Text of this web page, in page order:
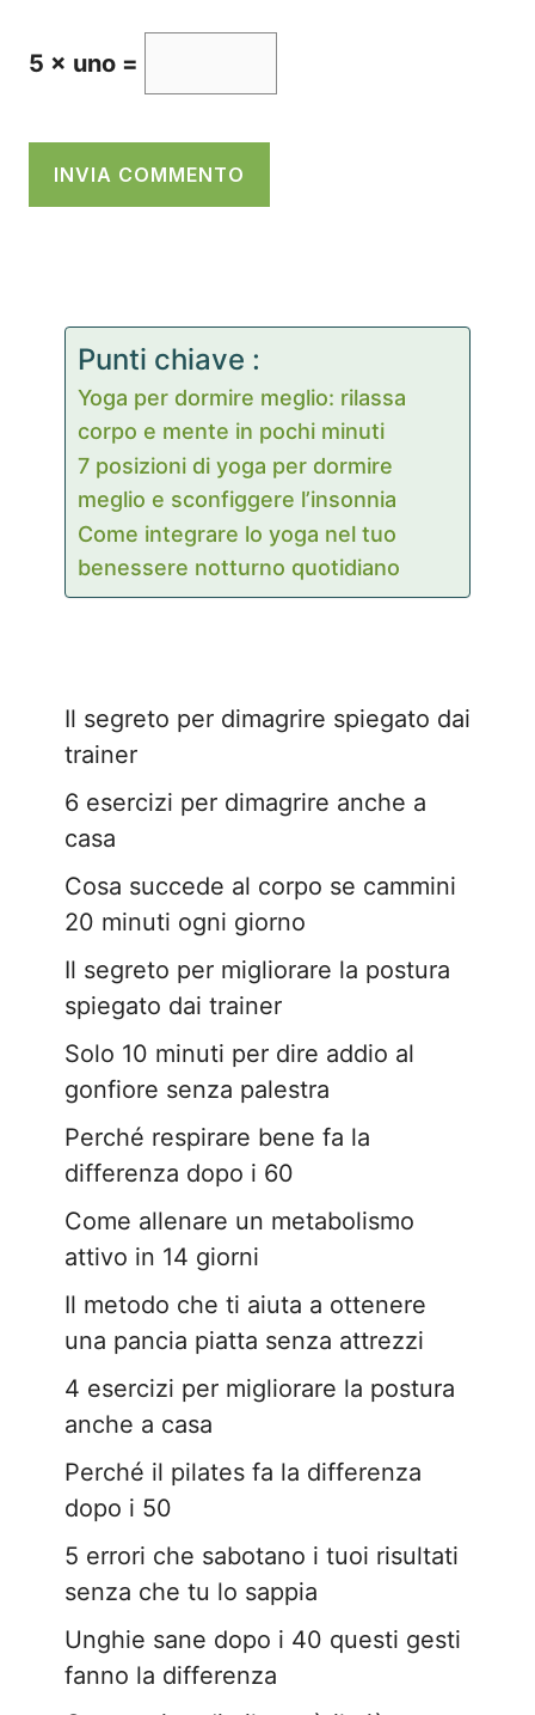
5 × uno =
Punti chiave :
Yoga per dormire meglio: rilassa
corpo e mente in pochi minuti
7 posizioni di yoga per dormire
meglio e sconfiggere l’insonnia
Come integrare lo yoga nel tuo
benessere notturno quotidiano
Il segreto per dimagrire spiegato dai
trainer
6 esercizi per dimagrire anche a
casa
Cosa succede al corpo se cammini
20 minuti ogni giorno
Il segreto per migliorare la postura
spiegato dai trainer
Solo 10 minuti per dire addio al
gonfiore senza palestra
Perché respirare bene fa la
differenza dopo i 60
Come allenare un metabolismo
attivo in 14 giorni
Il metodo che ti aiuta a ottenere
una pancia piatta senza attrezzi
4 esercizi per migliorare la postura
anche a casa
Perché il pilates fa la differenza
dopo i 50
5 errori che sabotano i tuoi risultati
senza che tu lo sappia
Unghie sane dopo i 40 questi gesti
fanno la differenza